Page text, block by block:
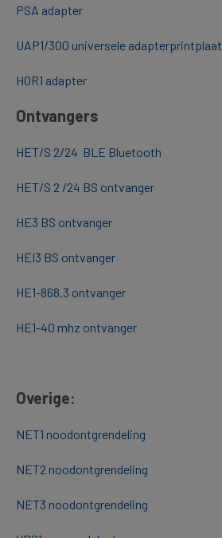
PSA adapter
UAP1/300 universele adapterprintplaat
HOR1 adapter
Ontvangers
HET/S 2/24 BLE Bluetooth
HET/S 2 /24 BS ontvanger
HE3 BS ontvanger
HEI3 BS ontvanger
HE1-868.3 ontvanger
HE1-40 mhz ontvanger
Overige:
NET1 noodontgrendeling
NET2 noodontgrendeling
NET3 noodontgrendeling